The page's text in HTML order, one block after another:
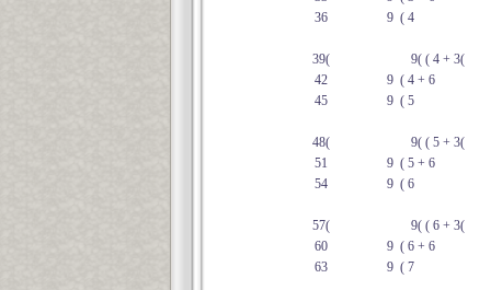
36
9 ( 4
39(
9( ( 4 + 3(
42
9 ( 4 + 6
45
9 ( 5
48(
9( ( 5 + 3(
51
9 ( 5 + 6
54
9 ( 6
57(
9( ( 6 + 3(
60
9 ( 6 + 6
63
9 ( 7